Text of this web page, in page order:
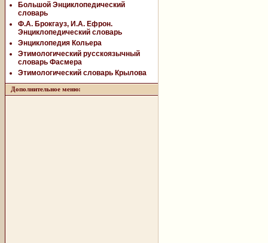
Большой Энциклопедический
словарь
Ф.А. Брокгауз, И.А. Ефрон.
Энциклопедический словарь
Энциклопедия Кольера
Этимологический русскоязычный
словарь Фасмера
Этимологический словарь Крылова
Дополнительное меню: